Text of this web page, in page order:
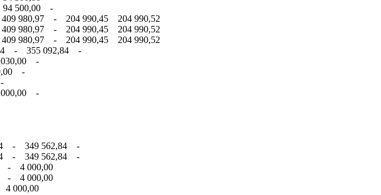
500,00 -
980,97 - 204 990,45 204 990,52
980,97 - 204 990,45 204 990,52
980,97 - 204 990,45 204 990,52
- 355 092,84 -
-
-
-
- 349 562,84 -
- 349 562,84 -
- 4 000,00
- 4 000,00
000,00